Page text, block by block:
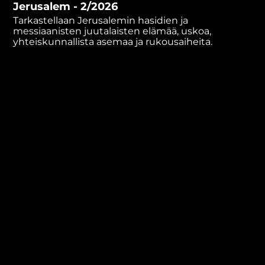
minutes,
42
seconds
Jerusalem - 2/2026
Tarkastellaan Jerusalemin hasidien ja
messiaanisten juutalaisten elämää, uskoa,
yhteiskunnallista asemaa ja rukousaiheita.